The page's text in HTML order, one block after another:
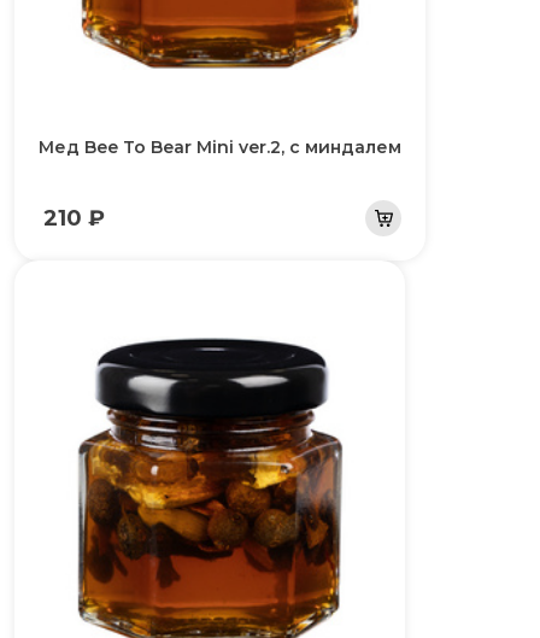
Мед Bee To Bear Mini ver.2, с миндалем
210 ₽